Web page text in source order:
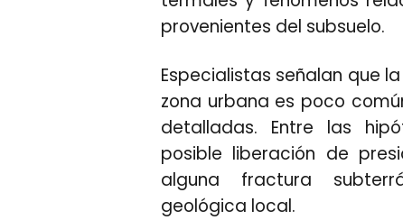
provenientes del subsuelo.
Especialistas señalan que
zona urbana es poco
detalladas. Entre las
posible liberación de
alguna fractura
geológica local.